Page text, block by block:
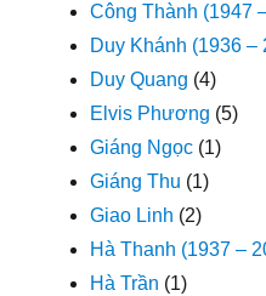
Công Thành (1947
Duy Khánh (1936 –
Duy Quang (4)
Elvis Phương (5)
Giáng Ngọc (1)
Giáng Thu (1)
Giao Linh (2)
Hà Thanh (1937 –
Hà Trần (1)